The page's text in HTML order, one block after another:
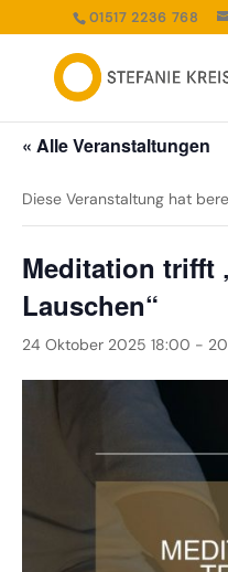
01517 2236 768
« Alle Veranstaltungen
Diese Veranstaltung hat
Meditation trifft
Lauschen“
24 Oktober 2025 18:00 -